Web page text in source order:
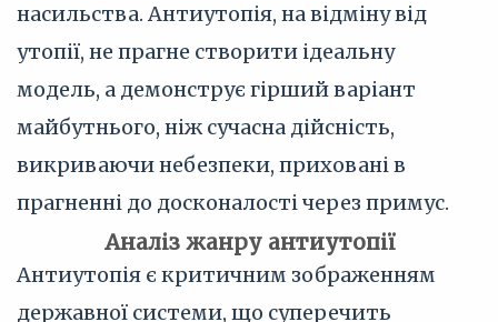
насильства. Антиутопія, на відміну від
утопії, не прагне створити ідеальну
модель, а демонструє гірший варіант
майбутнього, ніж сучасна дійсність,
викриваючи небезпеки, приховані в
прагненні до досконалості через примус.
Аналіз жанру антиутопії
Антиутопія є критичним зображенням
державної системи, що суперечить